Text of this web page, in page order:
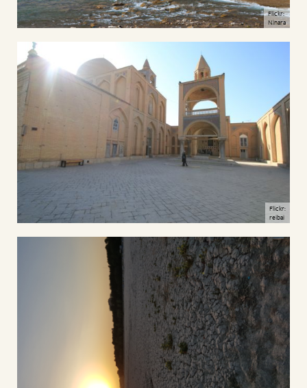
Flickr:
Ninara
Flickr:
reibai